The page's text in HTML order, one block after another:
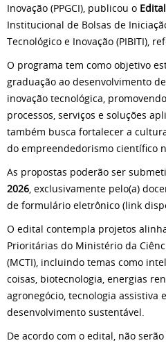
Inovação (PPGCI), publicou o
Institucional de Bolsas de
Tecnológico e Inovação (PIBITI),
O programa tem como objetivo
graduação ao desenvolvimento
inovação tecnológica,
processos, serviços e soluções
também busca fortalecer a
do empreendedorismo científico
As propostas poderão ser
2026, exclusivamente pelo(a)
de formulário eletrônico (link
O edital contempla projetos
Prioritárias do Ministério da
(MCTI), incluindo temas como
coisas, biotecnologia, energias
agronegócio, tecnologia assistiva
desenvolvimento sustentável.
De acordo com o edital, não